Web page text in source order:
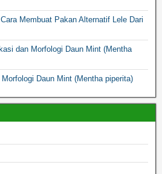
Cara Membuat Pakan Alternatif Lele Dari
dan Morfologi Daun Mint (Mentha
Daun Mint (Mentha piperita)